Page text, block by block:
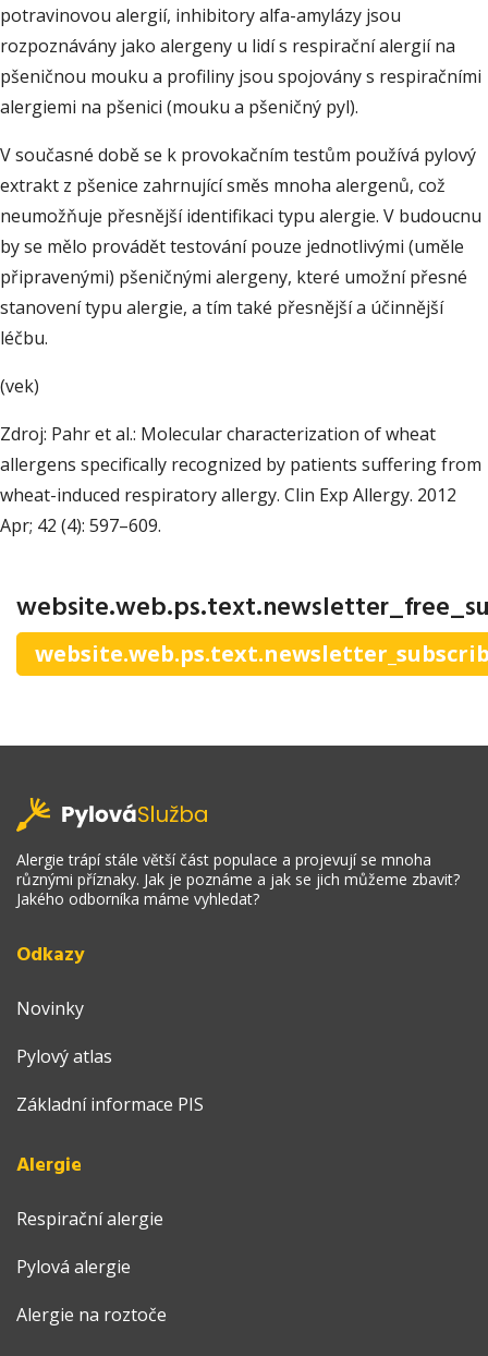
potravinovou alergií, inhibitory alfa-amylázy jsou
rozpoznávány jako alergeny u lidí s respirační alergií na
pšeničnou mouku a profiliny jsou spojovány s respiračními
alergiemi na pšenici (mouku a pšeničný pyl).
V současné době se k provokačním testům používá pylový
extrakt z pšenice zahrnující směs mnoha alergenů, což
neumožňuje přesnější identifikaci typu alergie. V budoucnu
by se mělo provádět testování pouze jednotlivými (uměle
připravenými) pšeničnými alergeny, které umožní přesné
stanovení typu alergie, a tím také přesnější a účinnější
léčbu.
(vek)
Zdroj: Pahr et al.: Molecular characterization of wheat
allergens specifically recognized by patients suffering from
wheat-induced respiratory allergy. Clin Exp Allergy. 2012
Apr; 42 (4): 597–609.
Alergie trápí stále větší část populace a projevují se mnoha
různými příznaky. Jak je poznáme a jak se jich můžeme zbavit?
Jakého odborníka máme vyhledat?
Odkazy
Novinky
Pylový atlas
Základní informace PIS
Alergie
Respirační alergie
Pylová alergie
Alergie na roztoče